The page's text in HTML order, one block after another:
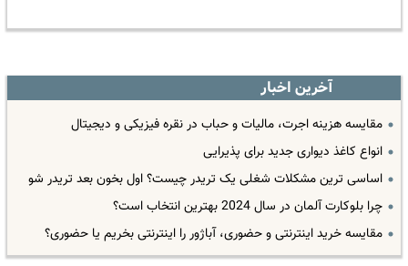
آخرین اخبار
مقایسه هزینه اجرت، مالیات و حباب در نقره فیزیکی و دیجیتال
انواع کاغذ دیواری جدید برای پذیرایی
اساسی ترین مشکلات شغلی یک تریدر چیست؟ اول بخون بعد تریدر شو
چرا بلوکارت آلمان در سال 2024 بهترین انتخاب است؟
مقایسه خرید اینترنتی و حضوری، آباژور را اینترنتی بخریم یا حضوری؟